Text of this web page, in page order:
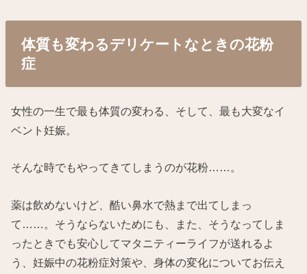
体質も変わるデリケートなときの花粉
症
女性の一生で最も体質の変わる、そして、最も大変なイ
ベント妊娠。
そんな時でもやってきてしまうのが花粉……。
薬は飲めないけど、酷い鼻水で熱まで出てしまっ
て……。そうならないためにも、また、そうなってしま
ったときでも安心してマタニティーライフが送れるよ
う、妊娠中の花粉症対策や、身体の変化についてお伝え